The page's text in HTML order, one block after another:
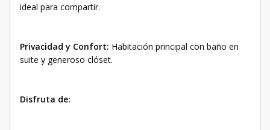
ideal para compartir.
Privacidad y Confort: Habitación principal con baño en
suite y generoso clóset.
Disfruta de: